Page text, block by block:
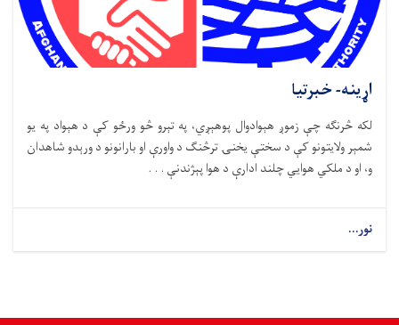
اړینه- خبرتیا
لکه څرنګه چې زموږ هېوادوال پوهېږي، په تېرو څو ورځو کې د هېواد په یو
شمېر ولایتونو کې د سختې یخنۍ ترڅنګ د واورې او بارانونو د ورېدو شاهدان
و، او د ملکي هوايي چلند ادارې د هوا پېژندنې . . .
نور...